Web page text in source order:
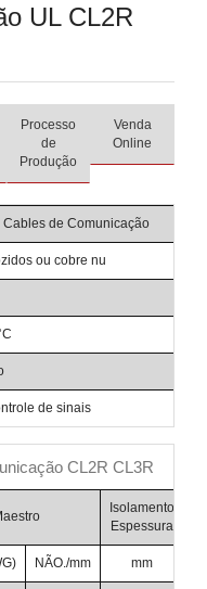
UL CL2R
Processo
de
Produção
Venda
Online
de Comunicação
ou cobre nu
de sinais
CL2R CL3R
Isolamento
Espessura
NÃO./mm mm